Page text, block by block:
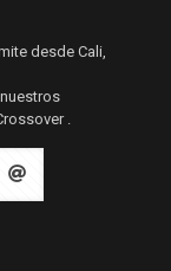
desde Cali,
.